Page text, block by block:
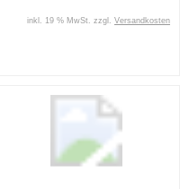
inkl. 19 % MwSt. zzgl. Versandkosten